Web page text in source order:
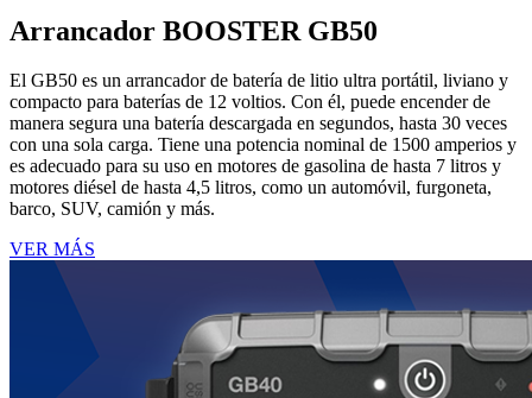
Arrancador BOOSTER GB50
El GB50 es un arrancador de batería de litio ultra portátil, liviano y
compacto para baterías de 12 voltios. Con él, puede encender de
manera segura una batería descargada en segundos, hasta 30 veces
con una sola carga. Tiene una potencia nominal de 1500 amperios y
es adecuado para su uso en motores de gasolina de hasta 7 litros y
motores diésel de hasta 4,5 litros, como un automóvil, furgoneta,
barco, SUV, camión y más.
VER MÁS